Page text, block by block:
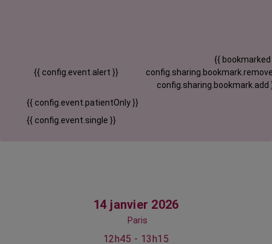
{{ config.event.alert }}
{{ bookmarked
config.sharing.bookmark.add
{{ config.event.patientOnly }}
{{ config.event.single }}
14 janvier 2026
Paris
12h45 - 13h15